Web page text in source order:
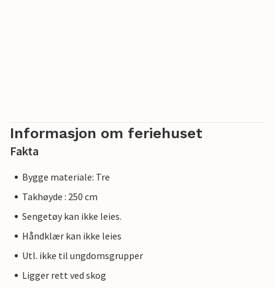
Informasjon om feriehuset
Fakta
Bygge materiale: Tre
Takhøyde : 250 cm
Sengetøy kan ikke leies.
Håndklær kan ikke leies
Utl. ikke til ungdomsgrupper
Ligger rett ved skog